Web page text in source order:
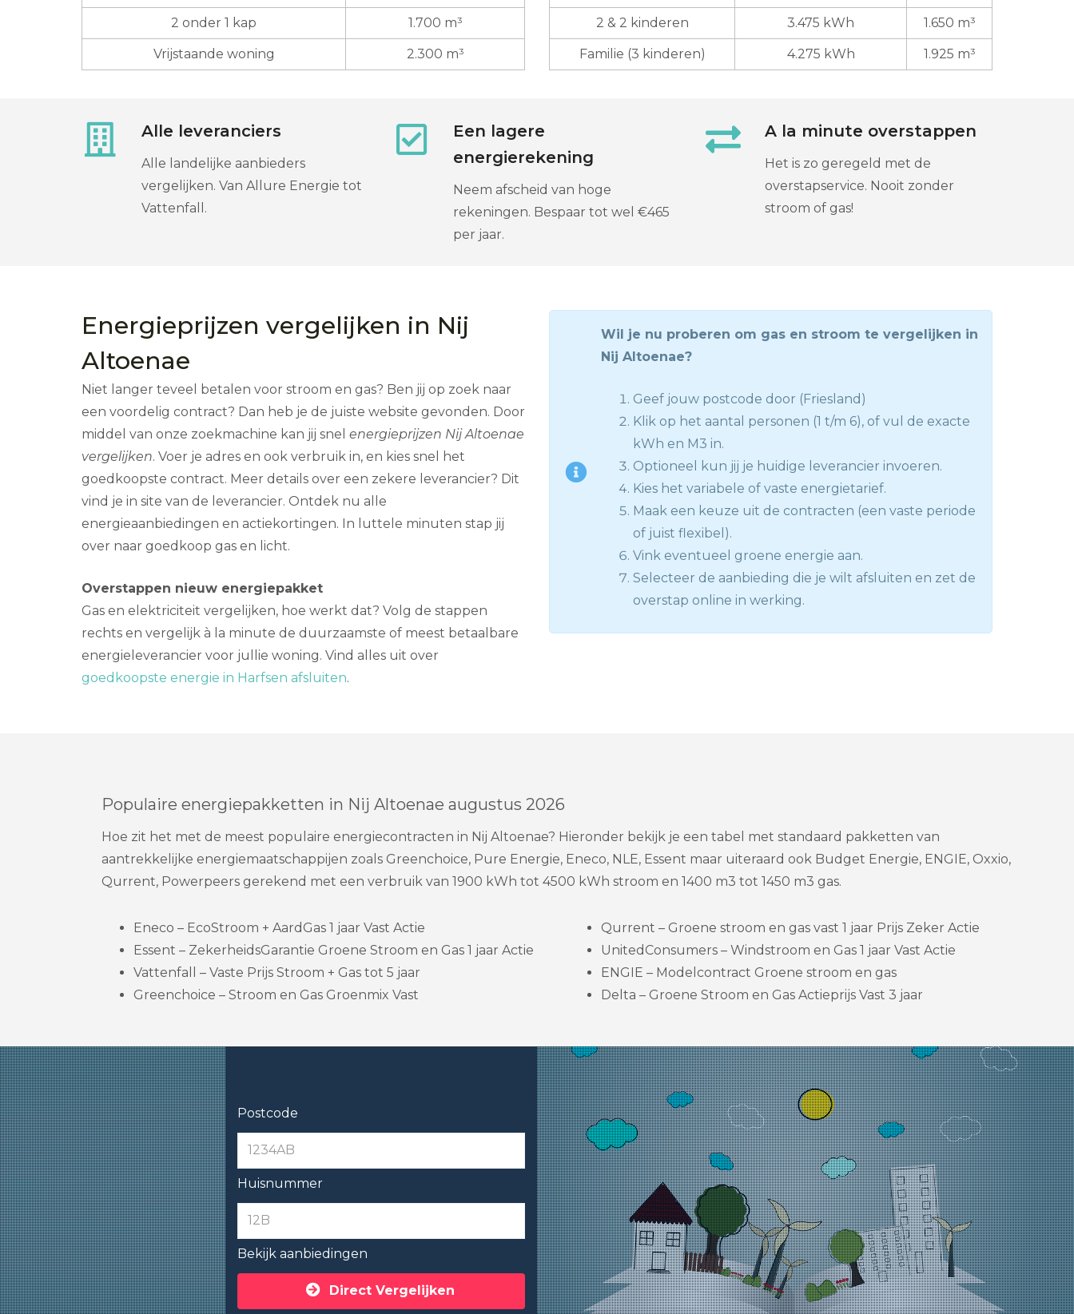
2 onder 1 kap 1.700 m³
Vrijstaande woning 2.300 m³
2 & 2 kinderen 3.475 kWh 1.650 m³
Familie (3 kinderen) 4.275 kWh 1.925 m³
Alle leveranciers
Alle landelijke aanbieders
vergelijken. Van Allure Energie tot
Vattenfall.
Een lagere
energierekening
Neem afscheid van hoge
rekeningen. Bespaar tot wel €465
per jaar.
A la minute overstappen
Het is zo geregeld met de
overstapservice. Nooit zonder
stroom of gas!
Energieprijzen vergelijken in Nij
Altoenae
Niet langer teveel betalen voor stroom en gas? Ben jij op zoek naar
een voordelig contract? Dan heb je de juiste website gevonden. Door
middel van onze zoekmachine kan jij snel energieprijzen Nij Altoenae
vergelijken. Voer je adres en ook verbruik in, en kies snel het
goedkoopste contract. Meer details over een zekere leverancier? Dit
vind je in site van de leverancier. Ontdek nu alle
energieaanbiedingen en actiekortingen. In luttele minuten stap jij
over naar goedkoop gas en licht.
Overstappen nieuw energiepakket
Gas en elektriciteit vergelijken, hoe werkt dat? Volg de stappen
rechts en vergelijk à la minute de duurzaamste of meest betaalbare
energieleverancier voor jullie woning. Vind alles uit over
goedkoopste energie in Harfsen afsluiten.
Wil je nu proberen om gas en stroom te vergelijken in
Nij Altoenae?
Geef jouw postcode door (Friesland)
Klik op het aantal personen (1 t/m 6), of vul de exacte
kWh en M3 in.
Optioneel kun jij je huidige leverancier invoeren.
Kies het variabele of vaste energietarief.
Maak een keuze uit de contracten (een vaste periode
of juist flexibel).
Vink eventueel groene energie aan.
Selecteer de aanbieding die je wilt afsluiten en zet de
overstap online in werking.
Populaire energiepakketten in Nij Altoenae augustus 2026
Hoe zit het met de meest populaire energiecontracten in Nij Altoenae? Hieronder bekijk je een tabel met standaard pakketten van
aantrekkelijke energiemaatschappijen zoals Greenchoice, Pure Energie, Eneco, NLE, Essent maar uiteraard ook Budget Energie, ENGIE, Oxxio,
Qurrent, Powerpeers gerekend met een verbruik van 1900 kWh tot 4500 kWh stroom en 1400 m3 tot 1450 m3 gas.
Eneco – EcoStroom + AardGas 1 jaar Vast Actie
Essent – ZekerheidsGarantie Groene Stroom en Gas 1 jaar Actie
Vattenfall – Vaste Prijs Stroom + Gas tot 5 jaar
Greenchoice – Stroom en Gas Groenmix Vast
Qurrent – Groene stroom en gas vast 1 jaar Prijs Zeker Actie
UnitedConsumers – Windstroom en Gas 1 jaar Vast Actie
ENGIE – Modelcontract Groene stroom en gas
Delta – Groene Stroom en Gas Actieprijs Vast 3 jaar
Postcode
Huisnummer
Bekijk aanbiedingen
Direct Vergelijken